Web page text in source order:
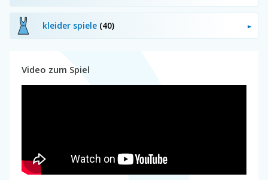
kleider spiele (40)
Video zum Spiel